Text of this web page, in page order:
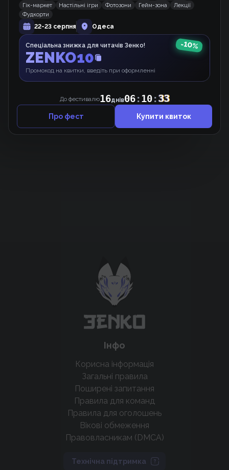
Пірует у моє серце
Маньхва
крутих нововведень
Підтримати проєкт
Інфо
Корисна інформація
Загальні правила
Поширені запитання
Правила для команд
Правила для оголошень
Вікові обмеження
Правовласникам (DMCA)
Технічна підтримка
Гік-маркет
Настільні ігри Фотозони Гейм-зона
Лекції
Фудкорти
22-23 серпня
Одеса
Спеціальна знижка для читачів Зенко!
ZENKO10
Промокод на квитки, введіть при оформленні
-10%
До фестивалю16днів06:10:33
Про фест Купити квиток